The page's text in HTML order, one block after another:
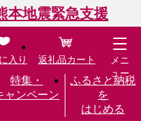
本地震緊急支援
特集・
ャンペーン
ふるさと納税
を
はじめる
入り 返礼品カート
メニ
ュー